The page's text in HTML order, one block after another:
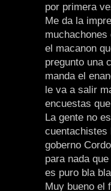
por primera
Me da la
el macanon
pregunto una
manda el
le va a salir
encuestas
La gente no
cuentachistes
goberno
para nada
es puro bla
Muy bueno el